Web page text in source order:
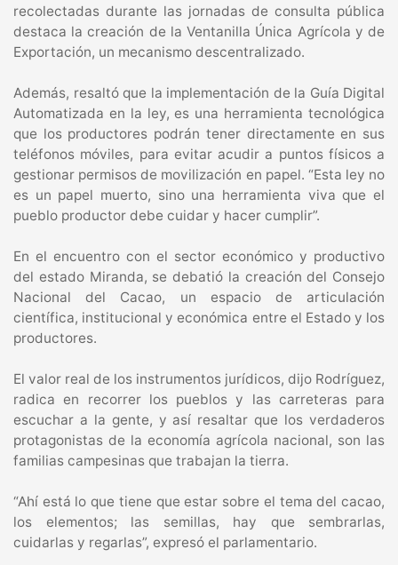
recolectadas durante las jornadas de consulta pública
destaca la creación de la Ventanilla Única Agrícola y de
Exportación, un mecanismo descentralizado.
Además, resaltó que la implementación de la Guía Digital
Automatizada en la ley, es una herramienta tecnológica
que los productores podrán tener directamente en sus
teléfonos móviles, para evitar acudir a puntos físicos a
gestionar permisos de movilización en papel. “Esta ley no
es un papel muerto, sino una herramienta viva que el
pueblo productor debe cuidar y hacer cumplir”.
En el encuentro con el sector económico y productivo
del estado Miranda, se debatió la creación del Consejo
Nacional del Cacao, un espacio de articulación
científica, institucional y económica entre el Estado y los
productores.
El valor real de los instrumentos jurídicos, dijo Rodríguez,
radica en recorrer los pueblos y las carreteras para
escuchar a la gente, y así resaltar que los verdaderos
protagonistas de la economía agrícola nacional, son las
familias campesinas que trabajan la tierra.
“Ahí está lo que tiene que estar sobre el tema del cacao,
los elementos; las semillas, hay que sembrarlas,
cuidarlas y regarlas”, expresó el parlamentario.